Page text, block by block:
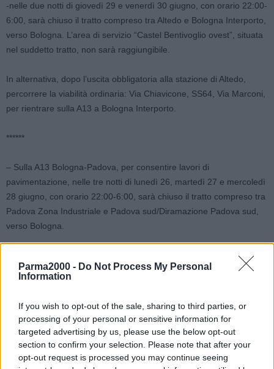
Parma2000 - Do Not Process My Personal
Information
If you wish to opt-out of the sale, sharing to third parties, or
processing of your personal or sensitive information for
targeted advertising by us, please use the below opt-out
section to confirm your selection. Please note that after your
opt-out request is processed you may continue seeing
-nelle due notti di giovedì 29 e venerdì 30 giugno, con orario 22:00-
6:00, sarà chiuso il tratto compreso tra Altedo e Bologna Interporto,
verso Bologna. L’area di servizio “Castel Bentivoglio ovest”, situata
nel suddetto tratto, non sarà raggiungibile.
In alternativa, dopo l’uscita obbligatoria alla stazione di Altedo,
percorrere la viabilità ordinaria: Via Chiavicone, SS64, Via Marconi,
per rientrare sulla A13 a Bologna Interporto.
******
– Sulla A13 Bologna-Padova, per consentire lavori di
pavimentazione, nelle tre notti di lunedì 26, martedì 27 e mercoledì
28 giugno, con orario 22:00-6:00, sarà chiuso il tratto compreso tra
Padova Zona Industriale e Padova sud/Diramazione Padova sud,
verso Bologna.
In alternativa, dopo l’uscita obbligatoria alla stazione di Padova
Zona Industriale, percorrere la viabilità ordinaria: Corso Stati Uniti e
******
Sulla A14 Bologna-Taranto, per consentire lavori di pavimentazione,